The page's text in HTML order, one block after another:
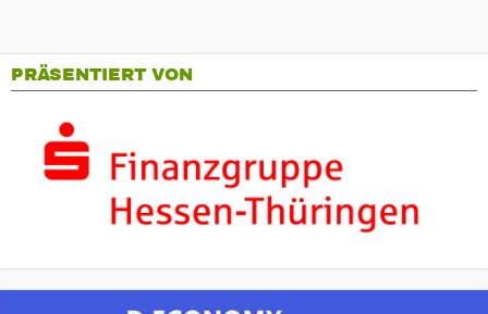
PRÄSENTIERT VON